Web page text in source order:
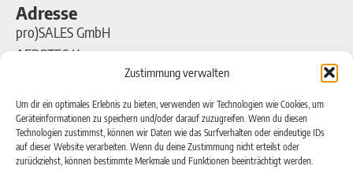
Zustimmung verwalten
Um dir ein optimales Erlebnis zu bieten, verwenden wir Technologien wie Cookies, um
Geräteinformationen zu speichern und/oder darauf zuzugreifen. Wenn du diesen
Technologien zustimmst, können wir Daten wie das Surfverhalten oder eindeutige IDs
auf dieser Website verarbeiten. Wenn du deine Zustimmung nicht erteilst oder
zurückziehst, können bestimmte Merkmale und Funktionen beeinträchtigt werden.
Adresse
pro)SALES GmbH
AEROTEC Kompressoren
Ferdinand-Porsche-Straße 16
63500 Seligenstadt
Kontakt
Telefon: +49(0)6182-99 38 7-0